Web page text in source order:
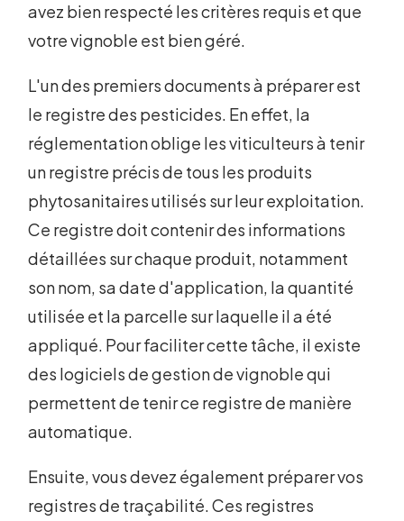
avez bien respecté les critères requis et que
votre vignoble est bien géré.
L'un des premiers documents à préparer est
le registre des pesticides. En effet, la
réglementation oblige les viticulteurs à tenir
un registre précis de tous les produits
phytosanitaires utilisés sur leur exploitation.
Ce registre doit contenir des informations
détaillées sur chaque produit, notamment
son nom, sa date d'application, la quantité
utilisée et la parcelle sur laquelle il a été
appliqué. Pour faciliter cette tâche, il existe
des logiciels de gestion de vignoble qui
permettent de tenir ce registre de manière
automatique.
Ensuite, vous devez également préparer vos
registres de traçabilité. Ces registres